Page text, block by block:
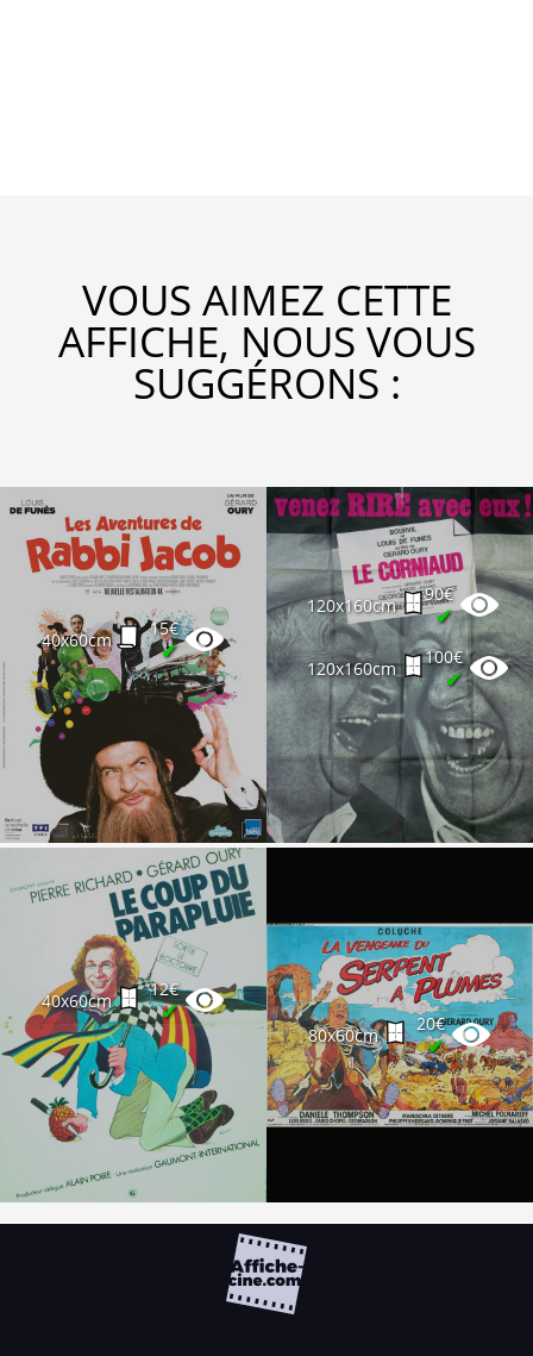
VOUS AIMEZ CETTE
AFFICHE, NOUS VOUS
SUGGÉRONS :
40x60cm
15€
✔
120x160cm
90€
✔
120x160cm
100€
✔
40x60cm
12€
✔
80x60cm
20€
✔